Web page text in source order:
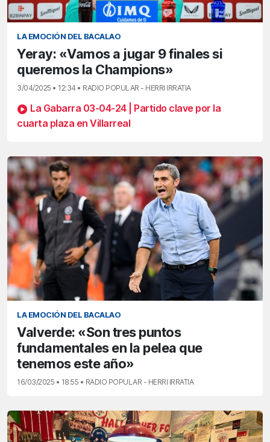
LA EMOCIÓN DEL BACALAO
Yeray: «Vamos a jugar 9 finales si
queremos la Champions»
3/04/2025 • 12:34 • RADIO POPULAR - HERRI IRRATIA
La Gabarra 03-04-24 | Partido clave por la
cuarta plaza en Villarreal
LA EMOCIÓN DEL BACALAO
Valverde: «Son tres puntos
fundamentales en la pelea que
tenemos este año»
16/03/2025 • 18:55 • RADIO POPULAR - HERRI IRRATIA